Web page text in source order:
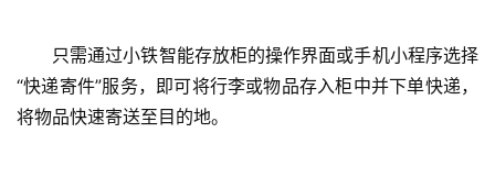
只需通过小铁智能存放柜的操作界面或手机小程序选择
“快递寄件”服务，即可将行李或物品存入柜中并下单快递，
将物品快速寄送至目的地。